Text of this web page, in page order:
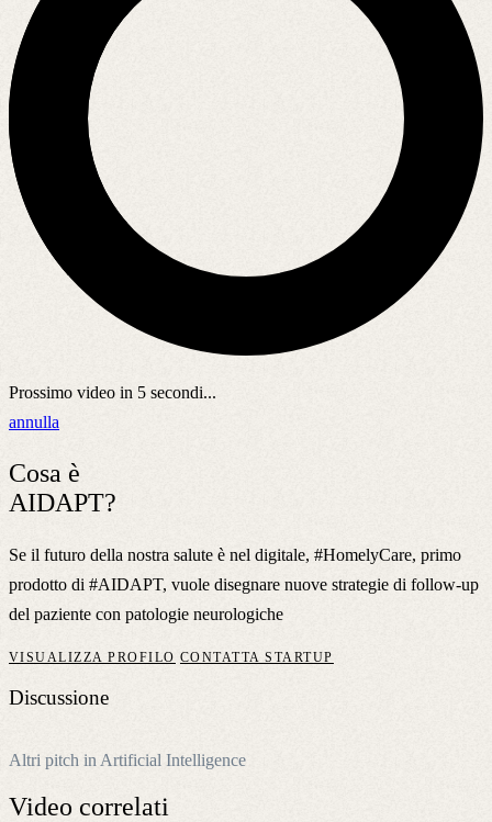
Prossimo video in 5 secondi...
annulla
Cosa è
AIDAPT?
Se il futuro della nostra salute è nel digitale, #HomelyCare, primo
prodotto di #AIDAPT, vuole disegnare nuove strategie di follow-up
del paziente con patologie neurologiche
VISUALIZZA PROFILO CONTATTA STARTUP
Discussione
Altri pitch in Artificial Intelligence
Video correlati